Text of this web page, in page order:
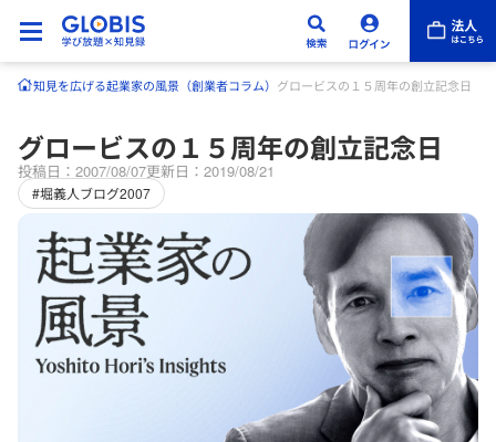
知見を広げる起業家の風景（創業者コラム） グロービスの１５周年の創立記念日
グロービスの１５周年の創立記念日
投稿日：2007/08/07更新日：2019/08/21
#堀義人ブログ2007